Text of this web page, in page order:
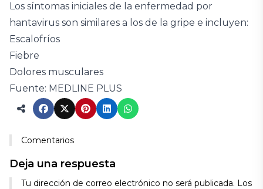
Los síntomas iniciales de la enfermedad por
hantavirus son similares a los de la gripe e incluyen:
Escalofríos
Fiebre
Dolores musculares
Fuente: MEDLINE PLUS
Comentarios
Deja una respuesta
Tu dirección de correo electrónico no será publicada. Los